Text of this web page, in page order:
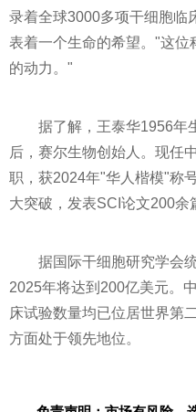
录着全球3000多项干细胞临
表着一个生命的希望。"这
的动力。"
据了解，王泰华1956年
后，赛尔生物创始人。现任
职，获2024年"华人楷模"称
大突破，发表SCI论文200余
据国际干细胞研究学会
2025年将达到200亿美元。
床试验数量均已位居世界第
方面处于领先地位。